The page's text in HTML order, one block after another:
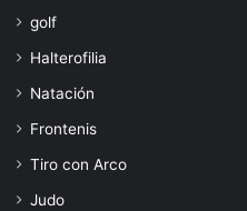
golf
Halterofilia
Natación
Frontenis
Tiro con Arco
Judo